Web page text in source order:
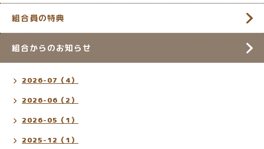
組合員の特典
組合からのお知らせ
2026-07（4）
2026-06（2）
2026-05（1）
2025-12（1）